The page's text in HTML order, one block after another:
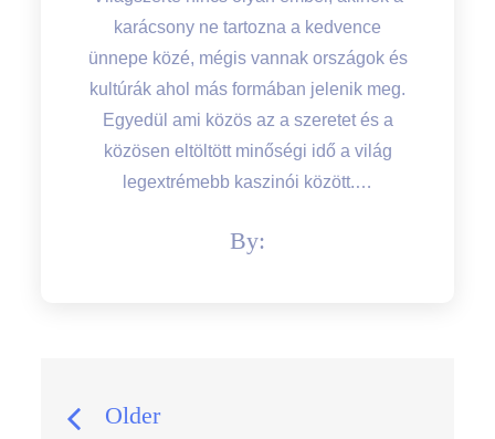
karácsony ne tartozna a kedvence
ünnepe közé, mégis vannak országok és
kultúrák ahol más formában jelenik meg.
Egyedül ami közös az a szeretet és a
közösen eltöltött minőségi idő a világ
legextrémebb kaszinói között.…
By:
Bejegyzés
Older